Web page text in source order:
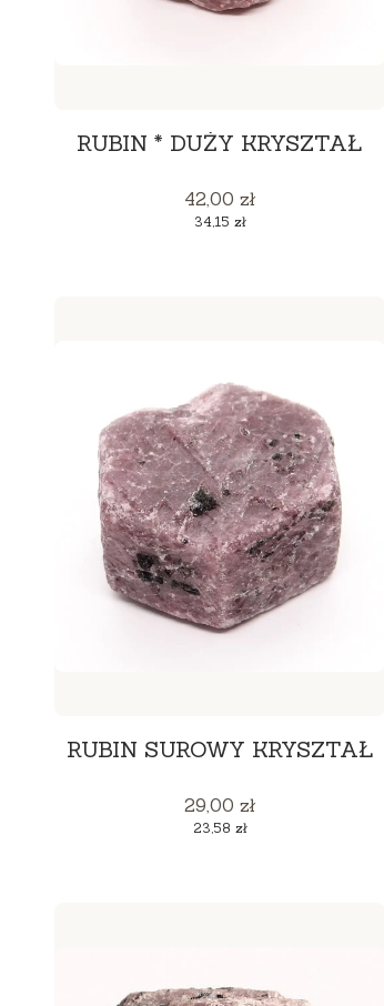
RUBIN * DUŻY KRYSZTAŁ
Cena
42,00 zł
Cena
34,15 zł
RUBIN SUROWY KRYSZTAŁ
Cena
29,00 zł
Cena
23,58 zł